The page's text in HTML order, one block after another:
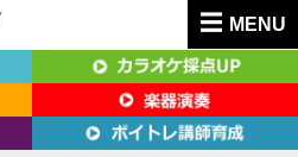
MENU
・横浜・名古屋・京都で
トレ教室｜VERY MERRY
リーメリー）
屋・京都で「本気」になれるボイトレ教室｜
ベリーメリー）